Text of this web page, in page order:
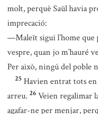
molt, perquè Saül havia
imprecació:
—Maleït sigui l’home que
vespre, quan jo m’hauré
Per això, ningú del poble
25 Havien entrat tots
arreu. 26 Veien regalimar
agafar-ne per menjar,